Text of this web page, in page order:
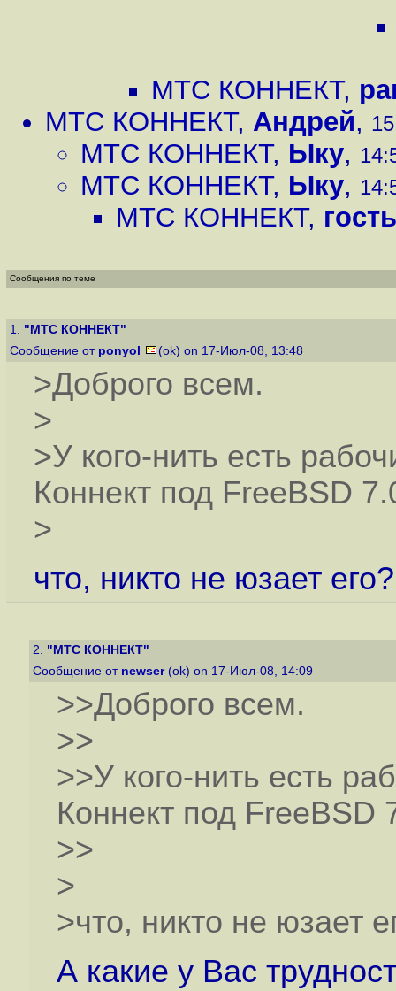
МТС КОННЕКТ,
МТС КОННЕКТ, Андрей,
МТС КОННЕКТ, Ыку,
МТС КОННЕКТ, Ыку,
МТС КОННЕКТ, гость
Сообщения по теме
1. "МТС КОННЕКТ"
Сообщение от ponyol (ok) on 17-Июл-08, 13:48
>Доброго всем.
>
>У кого-нить есть
Коннект под FreeBSD
>
что, никто не юзает его?
2. "МТС КОННЕКТ"
Сообщение от newser(ok) on 17-Июл-08, 14:09
>>Доброго всем.
>>
>>У кого-нить есть
Коннект под FreeBSD
>>
>
>что, никто не юзает
А какие у Вас